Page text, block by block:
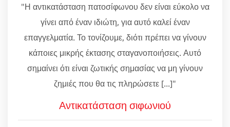
"Η αντικατάσταση πατοσίφωνου δεν είναι εύκολο να
γίνει από έναν ιδιώτη, για αυτό καλεί έναν
επαγγελματία. Το τονίζουμε, διότι πρέπει να γίνουν
κάποιες μικρής έκτασης σταγανοποιήσεις. Αυτό
σημαίνει ότι είναι ζωτικής σημασίας να μη γίνουν
ζημιές που θα τις πληρώσετε [...]"
Αντικατάσταση σιφωνιού